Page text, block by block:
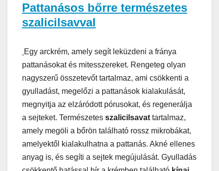
Pattanásos bőrre természetes
szalicilsavval
Egy arckrém, amely segít leküzdeni a fránya
pattanásokat és mitesszereket. Rengeteg olyan
nagyszerű összetevőt tartalmaz, ami csökkenti a
gyulladást, megelőzi a pattanások kialakulását,
megnyitja az elzáródott pórusokat, és regenerálja
a sejteket. Természetes szalicilsavat tartalmaz,
amely megöli a bőrön található rossz mikrobákat,
amelyektől kialakulhatna a pattanás. Akné ellenes
anyag is, és segíti a sejtek megújulását. Gyulladás